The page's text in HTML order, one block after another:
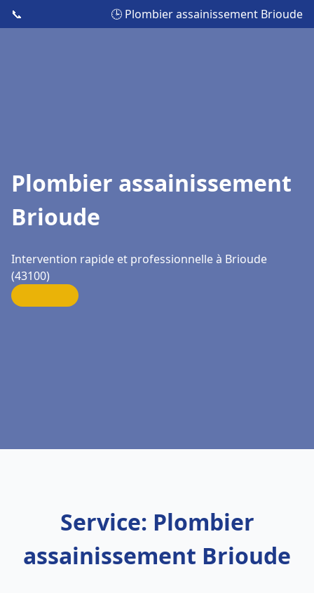
📞 🕒 Plombier assainissement Brioude
Plombier assainissement
Brioude
Intervention rapide et professionnelle à Brioude
(43100)
Service: Plombier
assainissement Brioude